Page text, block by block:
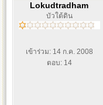
Lokudtradham
บัวใต้ดิน
เข้าร่วม: 14 ก.ค. 2008
ตอบ: 14